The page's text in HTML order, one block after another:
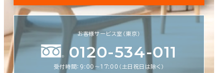
お客様サービス室（東京）
0120-534-011
受付時間：9:00〜17:00（土日祝日は除く）